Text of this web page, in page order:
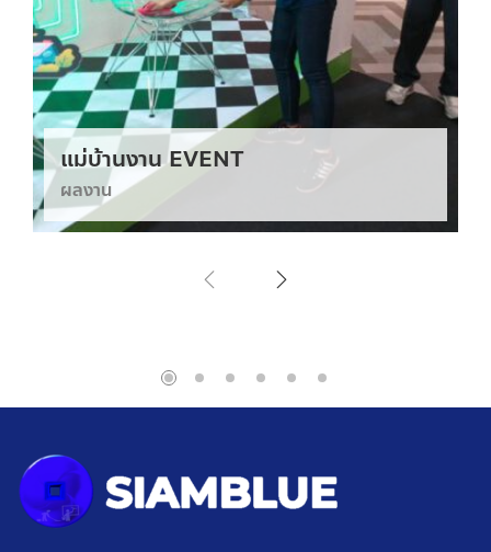
แม่บ้านงาน EVENT
ผลงาน